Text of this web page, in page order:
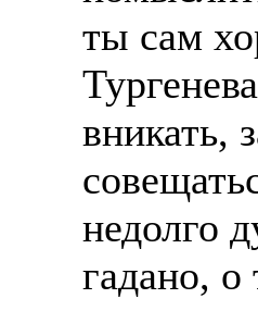
ты сам
вникать,
недолго
гадано, о